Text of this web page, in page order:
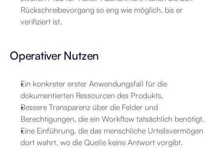
Rückschreibevorgang so eng wie möglich, bis er
verifiziert ist.
Operativer Nutzen
Ein konkreter erster Anwendungsfall für die
dokumentierten Ressourcen des Produkts.
Bessere Transparenz über die Felder und
Berechtigungen, die ein Workflow tatsächlich benötigt.
Eine Einführung, die das menschliche Urteilsvermögen
dort wahrt, wo die Quelle keine Antwort vorgibt.